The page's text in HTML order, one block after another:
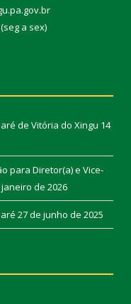
a sex)
de Vitória do Xingu 14
para Diretor(a) e Vice-
janeiro de 2026
27 de junho de 2025